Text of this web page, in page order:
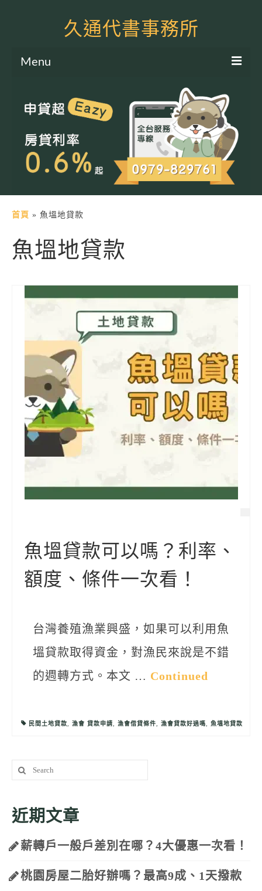
久通代書事務所
Menu
土地二胎申貸
房屋二胎申貸
軍公教貸款
土地貸款
房屋貸款
信用貸款
代書貸款
銀行貸款
其他貸款
申貸Q&A
久通專欄
時事解析
生活理財
首頁 » 魚塭地貸款
魚塭地貸款
魚塭貸款可以嗎？利率、
額度、條件一次看！
台灣養殖漁業興盛，如果可以利用魚
塭貸款取得資金，對漁民來說是不錯
的週轉方式。本文 … Continued
民間土地貸款, 漁會 貸款申請, 漁會借貸條件, 漁會貸款好過嗎, 魚塭地貸款
Search
for:
近期文章
薪轉戶一般戶差別在哪？4大優惠一次看！
桃園房屋二胎好辦嗎？最高9成、1天撥款